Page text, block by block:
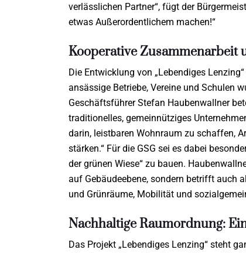
verlässlichen Partner“, fügt der
etwas Außerordentlichem machen!“
Kooperative Zusammenarbeit
Die Entwicklung von „Lebendiges
ansässige Betriebe, Vereine und Schulen
Geschäftsführer Stefan Haubenwallner
traditionelles, gemeinnütziges
darin, leistbaren Wohnraum zu schaffen,
stärken.“ Für die GSG sei es dabei
der grünen Wiese“ zu bauen.
auf Gebäudeebene, sondern betrifft auch
und Grünräume, Mobilität und
Nachhaltige Raumordnung:
Das Projekt „Lebendiges Lenzing“ steht